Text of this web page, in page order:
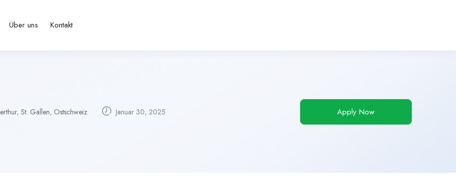
Über uns Kontakt
, St. Gallen, Ostschweiz Januar 30, 2025 Apply Now